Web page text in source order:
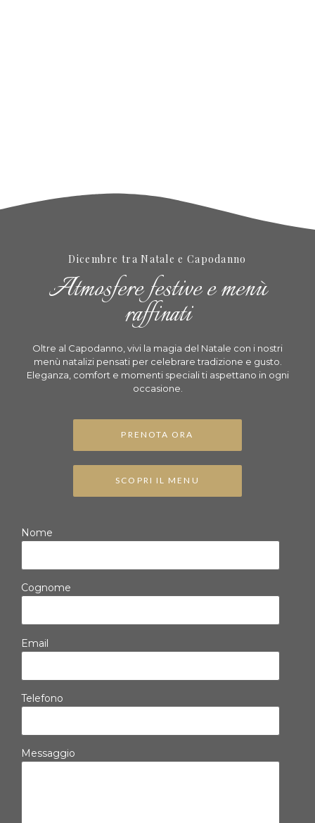
Dicembre tra Natale e Capodanno
Atmosfere festive e menù
raffinati
Oltre al Capodanno, vivi la magia del Natale con i nostri
menù natalizipensati per celebrare tradizione e gusto.
Eleganza, comfort e momenti speciali ti aspettano in ogni
occasione.
PRENOTA ORA
SCOPRI IL MENU
Nome
Cognome
Email
Telefono
Messaggio